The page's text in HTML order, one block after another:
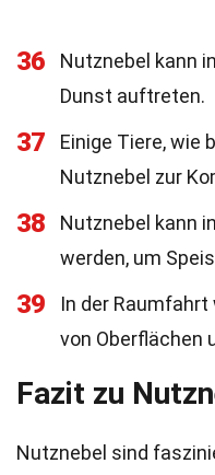
36
Nutznebel kann
Dunst auftreten.
37
Einige Tiere, wie
Nutznebel zur
38
Nutznebel kann
werden, um
39
In der Raumfahrt
von Oberflächen
Fazit zu
Nutznebel sind